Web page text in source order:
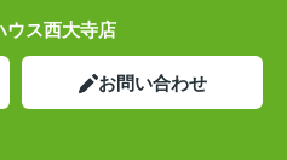
ウス西大寺店
お問い合わせ